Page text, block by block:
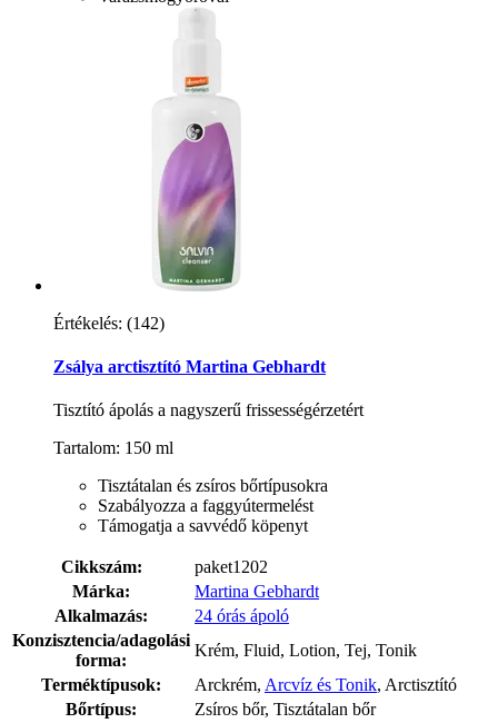
Értékelés: (142)
Zsálya arctisztító Martina Gebhardt
Tisztító ápolás a nagyszerű frissességérzetért
Tartalom: 150 ml
Tisztátalan és zsíros bőrtípusokra
Szabályozza a faggyútermelést
Támogatja a savvédő köpenyt
Cikkszám:
paket1202
Márka:
Martina Gebhardt
Alkalmazás:
24 órás ápoló
Konzisztencia/adagolási
forma:
Krém, Fluid, Lotion, Tej, Tonik
Terméktípusok:
Arckrém, Arcvíz és Tonik, Arctisztító
Bőrtípus:
Zsíros bőr, Tisztátalan bőr